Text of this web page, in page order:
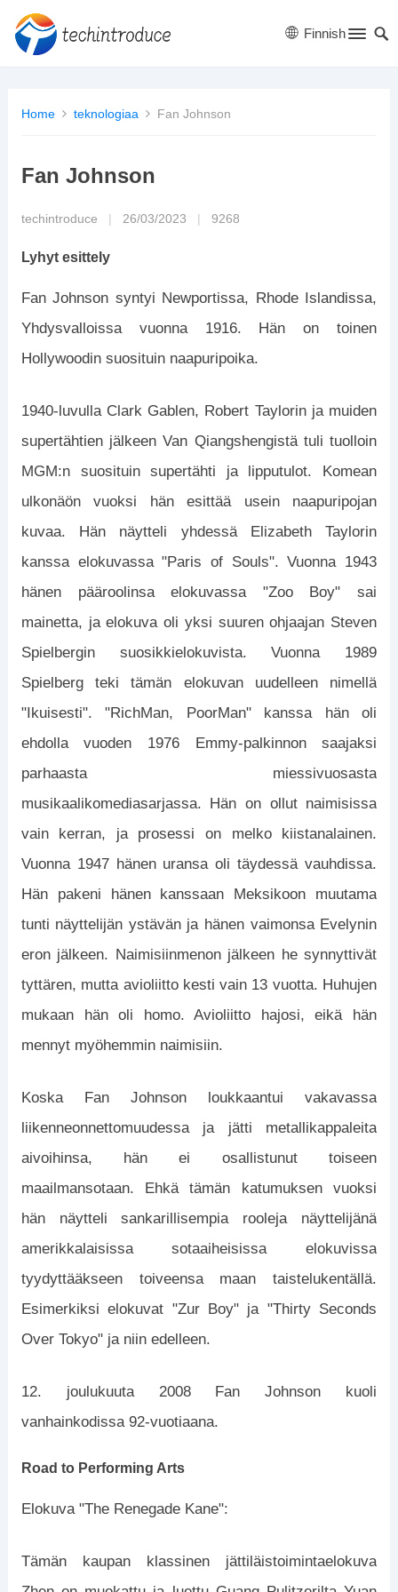
Finnish
Home teknologiaa Fan Johnson
Fan Johnson
techintroduce 26/03/2023 9268
Lyhyt esittely
Fan Johnson syntyi Newportissa, Rhode Islandissa,
Yhdysvalloissa vuonna 1916. Hän on toinen
Hollywoodin suosituin naapuripoika.
1940-luvulla Clark Gablen, Robert Taylorin ja muiden
supertähtien jälkeen Van Qiangshengistä tuli tuolloin
MGM:n suosituin supertähti ja lipputulot. Komean
ulkonäön vuoksi hän esittää usein naapuripojan
kuvaa. Hän näytteli yhdessä Elizabeth Taylorin
kanssa elokuvassa "Paris of Souls". Vuonna 1943
hänen pääroolinsa elokuvassa "Zoo Boy" sai
mainetta, ja elokuva oli yksi suuren ohjaajan Steven
Spielbergin suosikkielokuvista. Vuonna 1989
Spielberg teki tämän elokuvan uudelleen nimellä
"Ikuisesti". "RichMan, PoorMan" kanssa hän oli
ehdolla vuoden 1976 Emmy-palkinnon saajaksi
parhaasta miessivuosasta
musikaalikomediasarjassa. Hän on ollut naimisissa
vain kerran, ja prosessi on melko kiistanalainen.
Vuonna 1947 hänen uransa oli täydessä vauhdissa.
Hän pakeni hänen kanssaan Meksikoon muutama
tunti näyttelijän ystävän ja hänen vaimonsa Evelynin
eron jälkeen. Naimisiinmenon jälkeen he synnyttivät
tyttären, mutta avioliitto kesti vain 13 vuotta. Huhujen
mukaan hän oli homo. Avioliitto hajosi, eikä hän
mennyt myöhemmin naimisiin.
Koska Fan Johnson loukkaantui vakavassa
liikenneonnettomuudessa ja jätti metallikappaleita
aivoihinsa, hän ei osallistunut toiseen
maailmansotaan. Ehkä tämän katumuksen vuoksi
hän näytteli sankarillisempia rooleja näyttelijänä
amerikkalaisissa sotaaiheisissa elokuvissa
tyydyttääkseen toiveensa maan taistelukentällä.
Esimerkiksi elokuvat "Zur Boy" ja "Thirty Seconds
Over Tokyo" ja niin edelleen.
12. joulukuuta 2008 Fan Johnson kuoli
vanhainkodissa 92-vuotiaana.
Road to Performing Arts
Elokuva "The Renegade Kane":
Tämän kaupan klassinen jättiläistoimintaelokuva